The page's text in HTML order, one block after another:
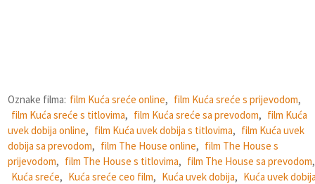
Oznake filma: film Kuća sreće online, film Kuća sreće s prijevodom,
film Kuća sreće s titlovima, film Kuća sreće sa prevodom, film Kuća
uvek dobija online, film Kuća uvek dobija s titlovima, film Kuća uvek
dobija sa prevodom, film The House online, film The House s
prijevodom, film The House s titlovima, film The House sa prevodom,
Kuća sreće, Kuća sreće ceo film, Kuća uvek dobija, Kuća uvek